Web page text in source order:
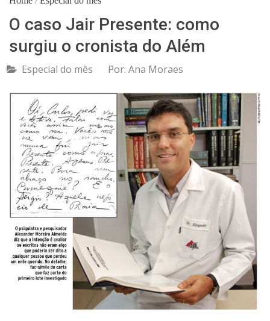
O caso Jair Presente: como
surgiu o cronista do Além
Especial do mês Por: Ana Moraes